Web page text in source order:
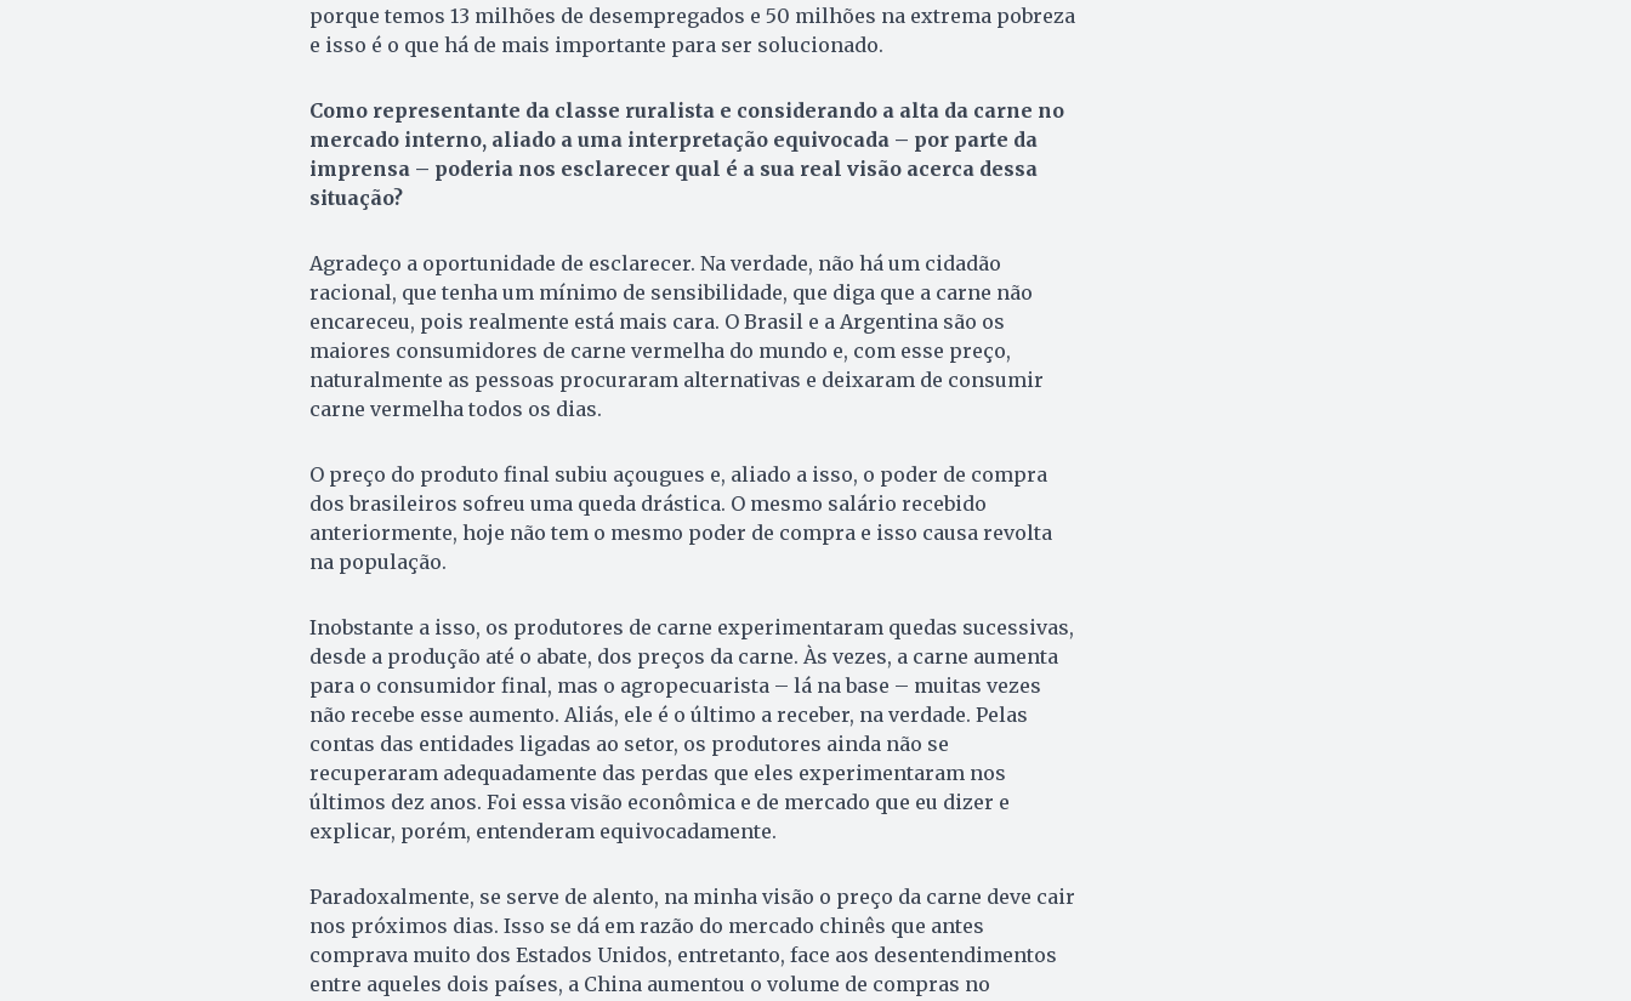
porque temos 13 milhões de desempregados e 50 milhões na extrema pobreza
e isso é o que há de mais importante para ser solucionado.
Como representante da classe ruralista e considerando a alta da carne no
mercado interno, aliado a uma interpretação equivocada – por parte da
imprensa – poderia nos esclarecer qual é a sua real visão acerca dessa
situação?
Agradeço a oportunidade de esclarecer. Na verdade, não há um cidadão
racional, que tenha um mínimo de sensibilidade, que diga que a carne não
encareceu, pois realmente está mais cara. O Brasil e a Argentina são os
maiores consumidores de carne vermelha do mundo e, com esse preço,
naturalmente as pessoas procuraram alternativas e deixaram de consumir
carne vermelha todos os dias.
O preço do produto final subiu açougues e, aliado a isso, o poder de compra
dos brasileiros sofreu uma queda drástica. O mesmo salário recebido
anteriormente, hoje não tem o mesmo poder de compra e isso causa revolta
na população.
Inobstante a isso, os produtores de carne experimentaram quedas sucessivas,
desde a produção até o abate, dos preços da carne. Às vezes, a carne aumenta
para o consumidor final, mas o agropecuarista – lá na base – muitas vezes
não recebe esse aumento. Aliás, ele é o último a receber, na verdade. Pelas
contas das entidades ligadas ao setor, os produtores ainda não se
recuperaram adequadamente das perdas que eles experimentaram nos
últimos dez anos. Foi essa visão econômica e de mercado que eu dizer e
explicar, porém, entenderam equivocadamente.
Paradoxalmente, se serve de alento, na minha visão o preço da carne deve cair
nos próximos dias. Isso se dá em razão do mercado chinês que antes
comprava muito dos Estados Unidos, entretanto, face aos desentendimentos
entre aqueles dois países, a China aumentou o volume de compras no